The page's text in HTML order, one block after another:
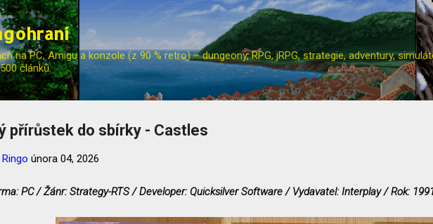
Přeskočit na hlavní obsah
na PC, Amigu a konzole (z 90 % retro) – dungeony, RPG, jRPG, strategie, adventury,
článků.
přírůstek do sbírky - Castles
Ringo února 04, 2026
PC / Žánr: Strategy-RTS / Developer: Quicksilver Software / Vydavatel: Interplay / Rok: